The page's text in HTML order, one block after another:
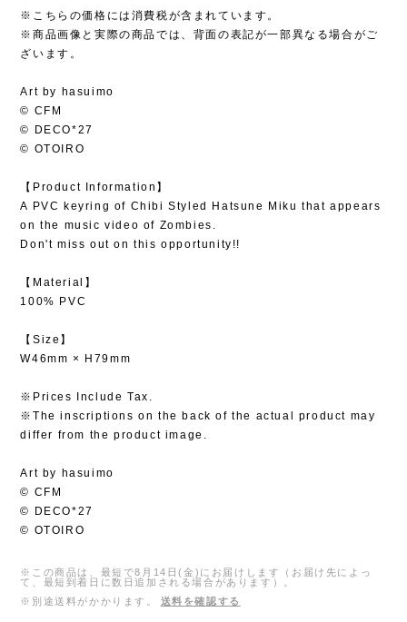
※こちらの価格には消費税が含まれています。
※商品画像と実際の商品では、背面の表記が一部異なる場合がご
ざいます。
Art by hasuimo
© CFM
© DECO*27
© OTOIRO
【Product Information】
A PVC keyring of Chibi Styled Hatsune Miku that appears
on the music video of Zombies.
Don't miss out on this opportunity!!
【Material】
100% PVC
【Size】
W46mm × H79mm
※Prices Include Tax.
※The inscriptions on the back of the actual product may
differ from the product image.
Art by hasuimo
© CFM
© DECO*27
© OTOIRO
※この商品は、最短で8月14日(金)にお届けします（お届け先によっ
て、最短到着日に数日追加される場合があります）。
※別途送料がかかります。
送料を確認する